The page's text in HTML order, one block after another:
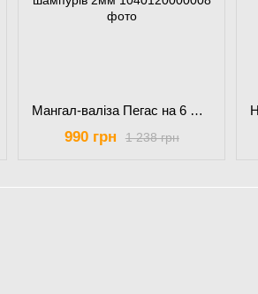
Мангал-валіза Пегас на 6 шампурів 2мм
1 238 грн
990 грн